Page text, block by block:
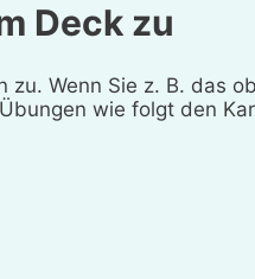
Deck zu
zu. Wenn Sie z. B. das
wie folgt den